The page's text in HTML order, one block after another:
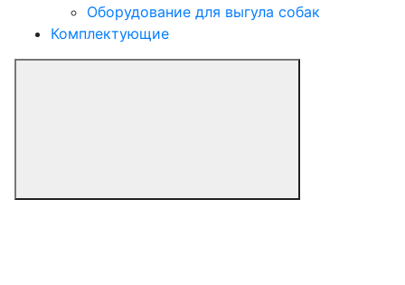
Оборудование для выгула собак
Комплектующие